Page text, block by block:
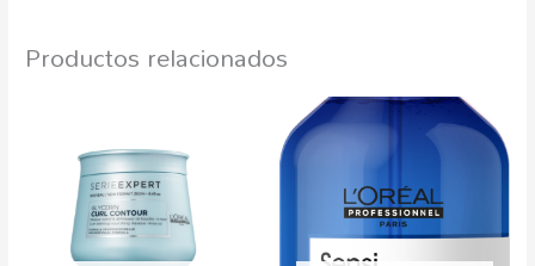
Productos relacionados
Rango
de
precios:
desde
14,54€
hasta
37,20€